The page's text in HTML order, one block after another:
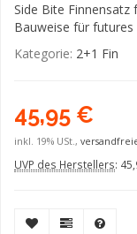
Side Bite Finnensatz
Bauweise für
Kategorie: 2+1 Fin
45,95 €
inkl. 19% USt.,
UVP des Herstellers: